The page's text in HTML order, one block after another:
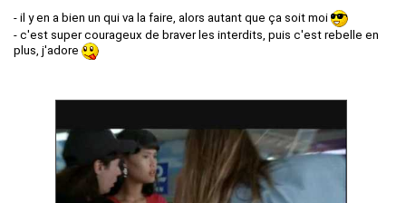
- il y en a bien un qui va la faire, alors autant que ça soit moi
- c'est super courageux de braver les interdits, puis c'est rebelle en
plus, j'adore